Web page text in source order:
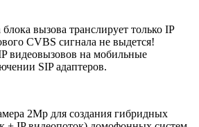
вызова транслирует только IP
CVBS сигнала не выдется!
видеовызовов на мобильные
SIP адаптеров.
2Mp для создания гибридных